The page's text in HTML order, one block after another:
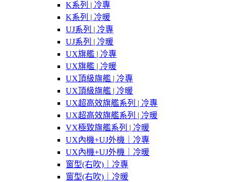
K系列 | 冷專
K系列 | 冷暖
UJ系列 | 冷專
UJ系列 | 冷暖
UX旗艦 | 冷專
UX旗艦 | 冷暖
UX頂級旗艦 | 冷專
UX頂級旗艦 | 冷暖
UX超高效旗艦系列 | 冷專
UX超高效旗艦系列 | 冷暖
VX極致旗艦系列 | 冷暖
UX內機+UJ外機｜冷專
UX內機+UJ外機｜冷暖
窗型(右吹)｜冷專
窗型(右吹)｜冷暖